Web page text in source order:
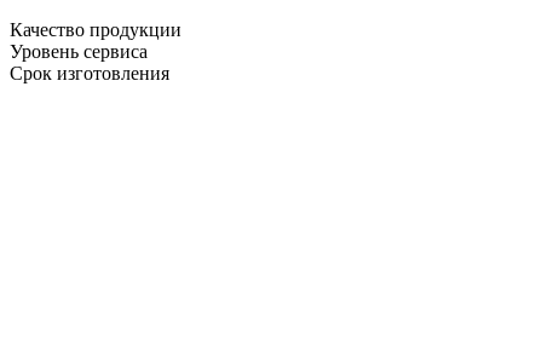
Качество продукции
Уровень сервиса
Срок изготовления